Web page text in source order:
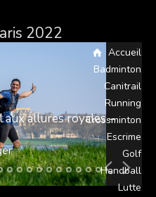
Accueil
Badminton
Canitrail
Running
Crossminton
Escrime
Golf
Handball
Lutte
2022
aux allures royales –